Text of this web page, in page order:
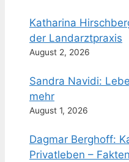
Katharina
der Landarztpraxis
August 2, 2026
Sandra Navidi:
mehr
August 1, 2026
Dagmar Berghoff:
Privatleben –